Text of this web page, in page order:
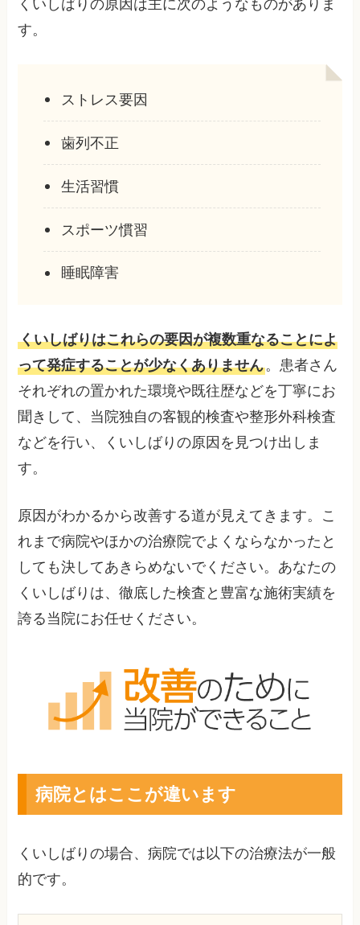
くいしばりの原因は主に次のようなものがありま
す。
ストレス要因
歯列不正
生活習慣
スポーツ慣習
睡眠障害
くいしばりはこれらの要因が複数重なることによ
って発症することが少なくありません。患者さん
それぞれの置かれた環境や既往歴などを丁寧にお
聞きして、当院独自の客観的検査や整形外科検査
などを行い、くいしばりの原因を見つけ出しま
す。
原因がわかるから改善する道が見えてきます。こ
れまで病院やほかの治療院でよくならなかったと
しても決してあきらめないでください。あなたの
くいしばりは、徹底した検査と豊富な施術実績を
誇る当院にお任せください。
病院とはここが違います
くいしばりの場合、病院では以下の治療法が一般
的です。